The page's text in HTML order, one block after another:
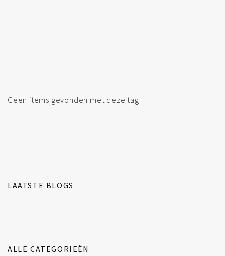
Geen items gevonden met deze tag
LAATSTE BLOGS
ALLE CATEGORIEËN